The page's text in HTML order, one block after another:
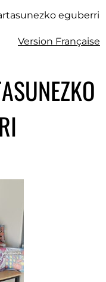
eguberri
Version Française